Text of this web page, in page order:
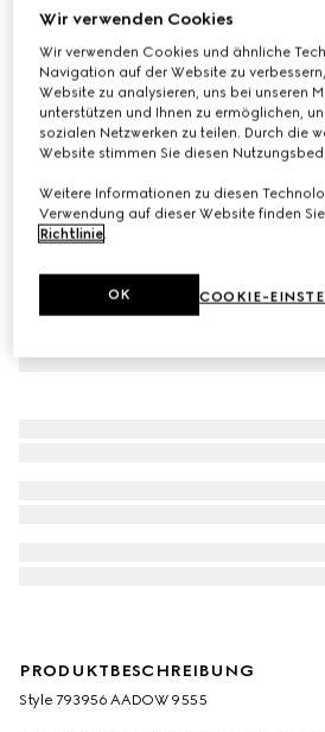
Gucci Re-Web Kleinkinder-Sneaker
€ 470
Variantenweißes Leder
PRODUKTBESCHREIBUNG
Style ‎793956 AADOW 9555
Wir verwenden Cookies
Wir verwenden Cookies und ähnliche
Navigation auf der Website zu
Website zu analysieren, uns bei unseren
unterstützen und Ihnen zu ermöglichen,
sozialen Netzwerken zu teilen. Durch die
Website stimmen Sie diesen
Weitere Informationen zu diesen
Verwendung auf dieser Website finden
Richtlinie.
COOKIE-
OK